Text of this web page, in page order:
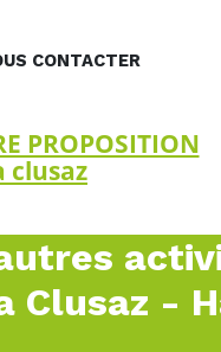
CONTACTER
PROPOSITION
clusaz
Clusaz -